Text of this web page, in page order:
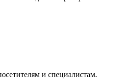
и специалистам.